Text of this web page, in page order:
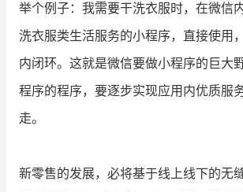
举个例子：我需要干洗衣服时，在微信
洗衣服类生活服务的小程序，直接使用
内闭环。这就是微信要做小程序的巨大
程序的程序，要逐步实现应用内优质服
走。
新零售的发展，必将基于线上线下的无